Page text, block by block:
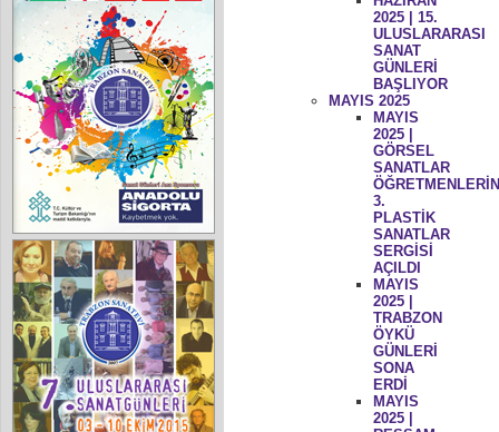
2025 | 15.
ULUSLARARASI
SANAT
GÜNLERİ
BAŞLIYOR
MAYIS 2025
MAYIS
2025 |
GÖRSEL
SANATLAR
3.
PLASTİK
SANATLAR
SERGİSİ
AÇILDI
MAYIS
2025 |
TRABZON
ÖYKÜ
GÜNLERİ
SONA
ERDİ
MAYIS
2025 |